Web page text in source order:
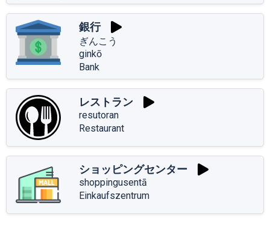
銀行
ぎんこう
ginkō
Bank
レストラン
resutoran
Restaurant
ショッピングセンター
shoppingusentā
Einkaufszentrum